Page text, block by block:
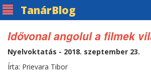
TanárBlog
Idővonal angolul a filmek
Nyelvoktatás - 2018. szeptember 23.
Írta: Prievara Tibor